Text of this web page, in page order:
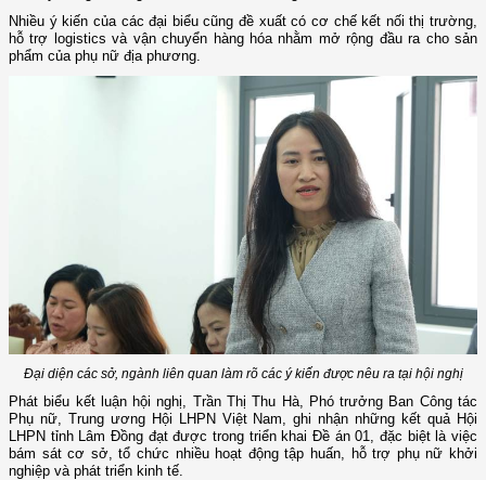
Nhiều ý kiến của các đại biểu cũng đề xuất có cơ chế kết nối thị trường,
hỗ trợ logistics và vận chuyển hàng hóa nhằm mở rộng đầu ra cho sản
phẩm của phụ nữ địa phương.
Đại diện các sở, ngành liên quan làm rõ các ý kiến được nêu ra tại hội nghị
Phát biểu kết luận hội nghị, Trần Thị Thu Hà, Phó trưởng Ban Công tác
Phụ nữ, Trung ương Hội LHPN Việt Nam, ghi nhận những kết quả Hội
LHPN tỉnh Lâm Đồng đạt được trong triển khai Đề án 01, đặc biệt là việc
bám sát cơ sở, tổ chức nhiều hoạt động tập huấn, hỗ trợ phụ nữ khởi
nghiệp và phát triển kinh tế.